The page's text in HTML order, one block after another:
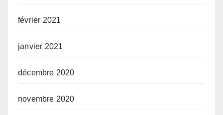
février 2021
janvier 2021
décembre 2020
novembre 2020